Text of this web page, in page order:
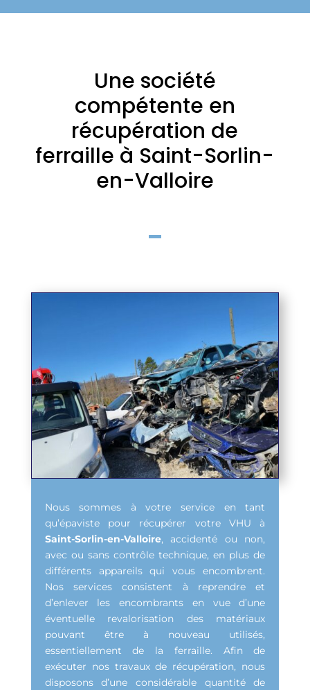
Une société
compétente en
récupération de
ferraille à Saint-Sorlin-
en-Valloire
Nous sommes à votre service en tant
qu’épaviste pour récupérer votre VHU à
Saint-Sorlin-en-Valloire, accidenté ou non,
avec ou sans contrôle technique, en plus de
différents appareils qui vous encombrent.
Nos services consistent à reprendre et
d’enlever les encombrants en vue d’une
éventuelle revalorisation des matériaux
pouvant être à nouveau utilisés,
essentiellement de la ferraille. Afin de
exécuter nos travaux de récupération, nous
disposons d’une considérable quantité de